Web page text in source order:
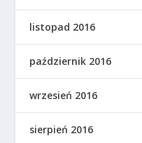
listopad 2016
październik 2016
wrzesień 2016
sierpień 2016